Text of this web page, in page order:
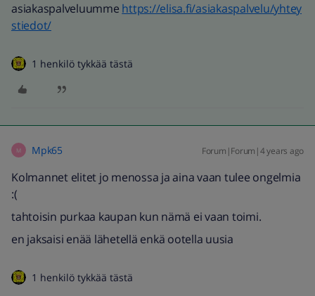
asiakaspalveluumme https://elisa.fi/asiakaspalvelu/yhtey
stiedot/
1 henkilö tykkää tästä
M Mpk65 Forum|Forum|4 years ago
Kolmannet elitet jo menossa ja aina vaan tulee ongelmia
:(
tahtoisin purkaa kaupan kun nämä ei vaan toimi.
en jaksaisi enää lähetellä enkä ootella uusia
1 henkilö tykkää tästä